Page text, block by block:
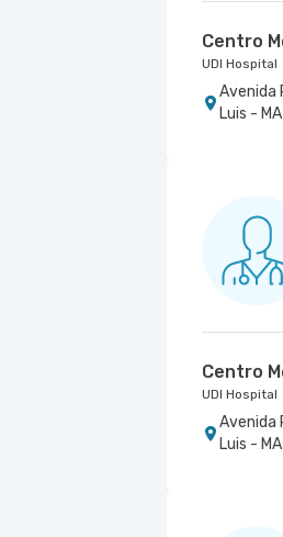
Centro
UDI Hospital
Avenida
Luis - MA
Centro
UDI Hospital
Avenida
Luis - MA